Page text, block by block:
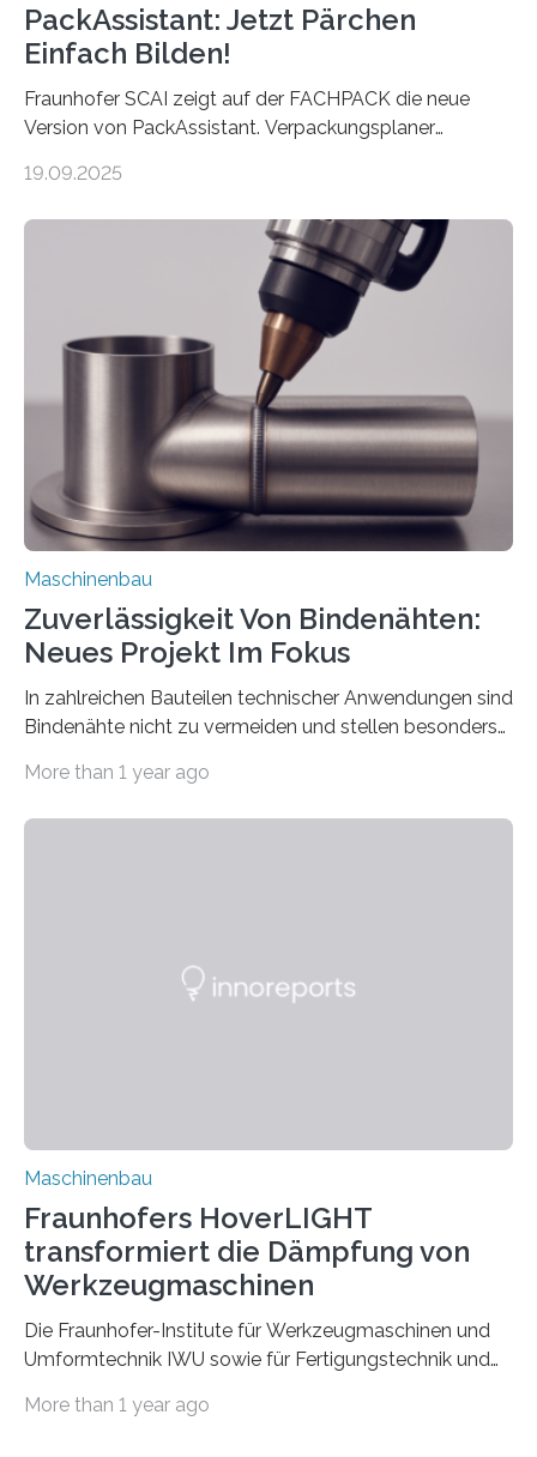
PackAssistant: Jetzt Pärchen
Einfach Bilden!
Fraunhofer SCAI zeigt auf der FACHPACK die neue
Version von PackAssistant. Verpackungsplaner
Automobil, Maschinenbau und in der Zulieferindustrie.
Teile als eine Einheit verpacken. Die Anordnung kann
der Benutzer vorgeben und erhält so mehr Kontrolle
über die Positionierung der Bauteile. Die ebenfalls neue
Automatisierungsschnittstelle dient dazu, die Software
besser in spezifische Unternehmensprozesse
einzubinden. Sankt Augustin – Zur Messe FACHPACK
vom 23. bis 25. September in Nürnberg…
19.09.2025
Maschinenbau
Zuverlässigkeit Von Bindenähten:
Neues Projekt Im Fokus
In zahlreichen Bauteilen technischer Anwendungen sind
Bindenähte nicht zu vermeiden und stellen besonders
Matrixmaterials eine große Herausforderung dar.
Durch den verstärkten Einsatz von Rezyklaten
More than 1 year ago
Maschinenbau
Fraunhofers HoverLIGHT
transformiert die Dämpfung von
Werkzeugmaschinen
Die Fraunhofer-Institute für Werkzeugmaschinen und
Umformtechnik IWU sowie für Fertigungstechnik und
Durchbruch in der Materialforschung erzielt: Der
More than 1 year ago